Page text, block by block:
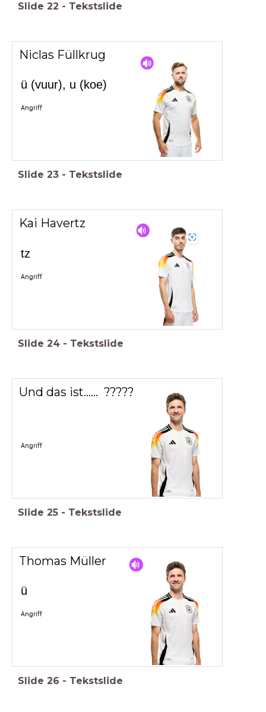
Slide 22 - Tekstslide
ü (vuur), u (koe)
Angriff
Niclas Füllkrug
Slide 23 - Tekstslide
tz
Angriff
Kai Havertz
Slide 24 - Tekstslide
Angriff
Und das ist...... ?????
Slide 25 - Tekstslide
ü
Angriff
Thomas Müller
Slide 26 - Tekstslide